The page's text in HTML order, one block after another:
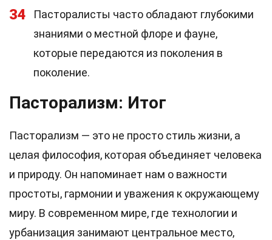
34
Пасторалисты часто обладают глубокими
знаниями о местной флоре и фауне,
которые передаются из поколения в
поколение.
Пасторализм: Итог
Пасторализм — это не просто стиль жизни, а
целая философия, которая объединяет человека
и природу. Он напоминает нам о важности
простоты, гармонии и уважения к окружающему
миру. В современном мире, где технологии и
урбанизация занимают центральное место,